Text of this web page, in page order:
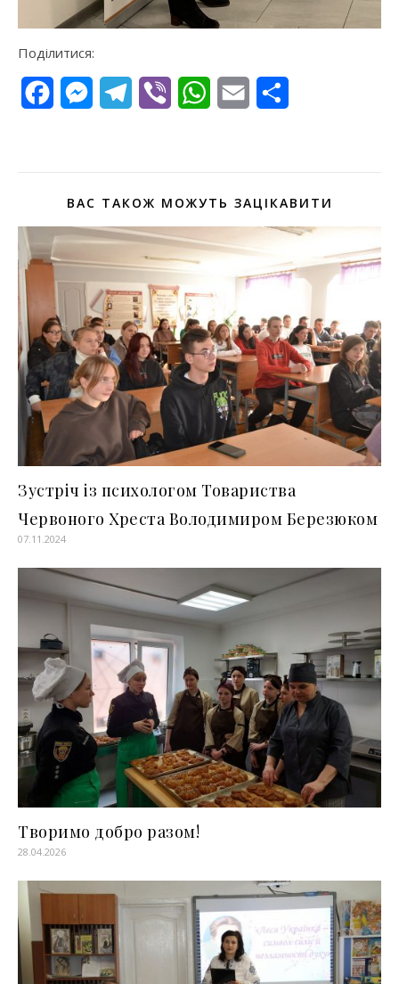
Поділитися:
FacebookMessengerTelegram
Viber WhatsApp
Email
ВАС ТАКОЖ МОЖУТЬ ЗАЦІКАВИТИ
Зустріч із психологом Товариства
Червоного Хреста Володимиром Березюком
07.11.2024
Творимо добро разом!
28.04.2026